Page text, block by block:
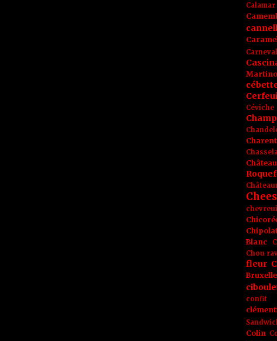
Calamar
Carneval
Martino
Céviche
Blanc
Chou
fleur
confit
Colin